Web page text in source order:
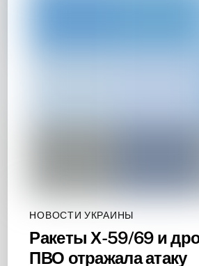
НОВОСТИ УКРАИНЫ
Ракеты Х-59/69 и
ПВО отражала атаку